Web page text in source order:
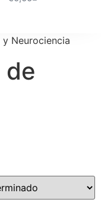
Neurociencia
de